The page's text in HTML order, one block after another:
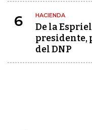
6 HACIENDA
De la
presidente,
del DNP